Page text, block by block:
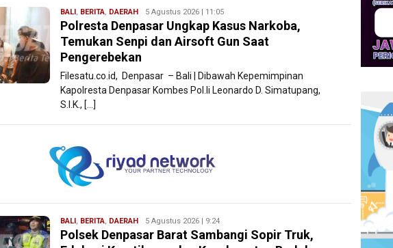
BALI BERITA DAERAH Bentar
Bali
5 Agustus 2026 | 11:05
Polresta Denpasar Ungkap Kasus Narkoba,
Temukan Senpi dan Airsoft Gun Saat
Pengerebekan
Filesatu.co.id, Denpasar – Bali | Dibawah Kepemimpinan
Kapolresta Denpasar Kombes Pol.li Leonardo D. Simatupang,
S.I.K., […]
BALI BERITA DAERAH Bentar
Bali
5 Agustus 2026 | 9:24
Polsek Denpasar Barat Sambangi Sopir Truk,